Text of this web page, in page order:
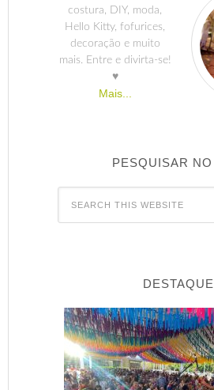
costura, DIY, moda,
Hello Kitty, fofurices,
decoração e muito
mais. Entre e divirta-se!
♥
Mais...
PESQUISAR